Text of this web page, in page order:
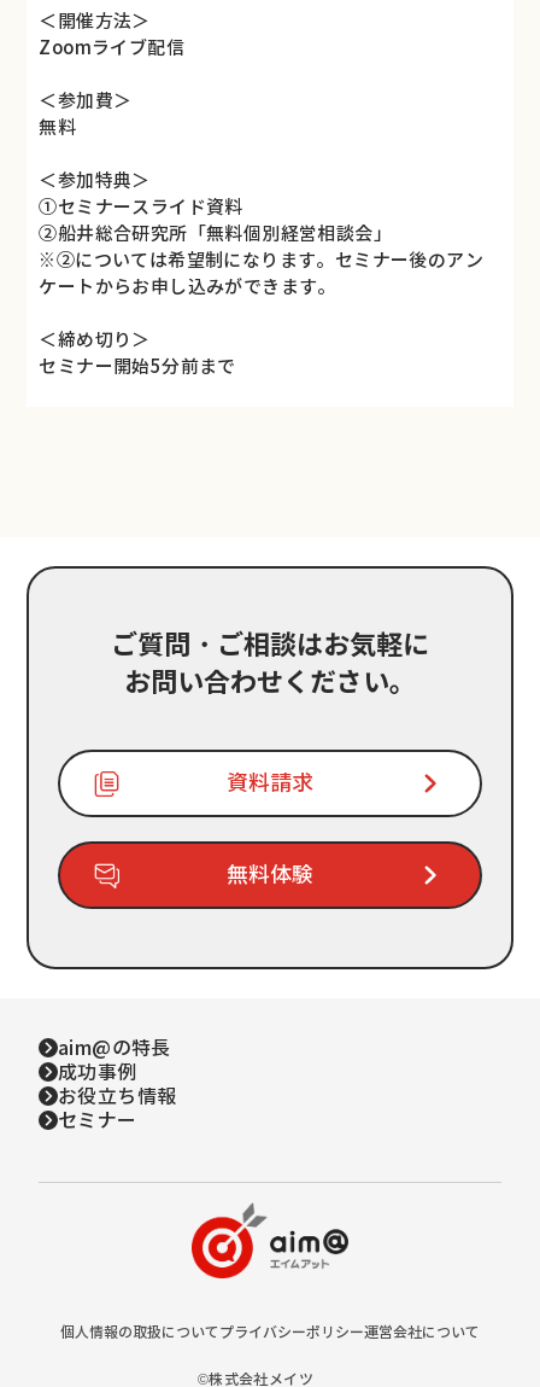
＜開催方法＞
Zoomライブ配信
＜参加費＞
無料
＜参加特典＞
①セミナースライド資料
②船井総合研究所「無料個別経営相談会」
※②については希望制になります。セミナー後のアン
ケートからお申し込みができます。
＜締め切り＞
セミナー開始5分前まで
ご質問・ご相談はお気軽に
お問い合わせください。
資料請求
無料体験
aim@の特長
成功事例
お役立ち情報
セミナー
個人情報の取扱について プライバシーポリシー運営会社について
©株式会社メイツ